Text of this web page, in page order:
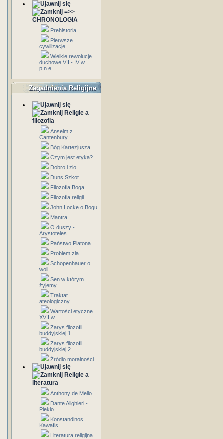
=>>
CHRONOLOGIA
Prehistoria
Pierwsze
cywilizacje
Wielkie rewolucje
duchowe VII - IV w.
p.n.e
Zagadnienia Religijne
Religie a
filozofia
Anselm z
Cantenbury
Bóg Kartezjusza
Czym jest etyka?
Dobro i zlo
Duns Szkot
Filozofia Boga
Filozofia religii
John Locke o Bogu
Mantra
O duszy -
Arystoteles
Państwo Platona
Problem zła
Schopenhauer o
woli
Sen w którym
żyjemy
Traktat
ateologiczny
Wartości etyczne
XVII w.
Zarys filozofii
buddyjskiej 1
Zarys filozofii
buddyjskiej 2
Źródło moralności
Religie a
literatura
Anthony de Mello
Dante Alighieri -
Piekło
Konstandinos
Kawafis
Literatura religijna